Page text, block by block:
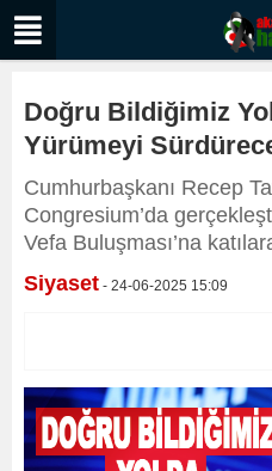
Doğru Bildiğimiz
Yürümeyi
Cumhurbaşkanı Recep
Congresium’da
Vefa Buluşması’na
Siyaset - 24-06-2025 15:09